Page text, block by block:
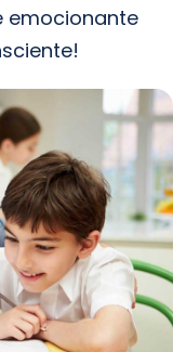
emocionante